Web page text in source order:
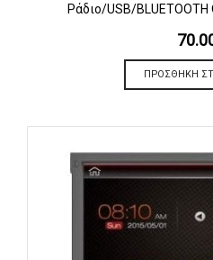
Ράδιο/USB/BLUETOOTH
ΠΡΟΣΘΉΚΗ